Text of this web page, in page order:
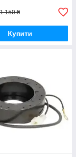
1 150 ₴
Купити